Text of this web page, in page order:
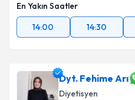
En Yakın Saatler
14:00
14:30
Dyt. Fehime Arı
Diyetisyen